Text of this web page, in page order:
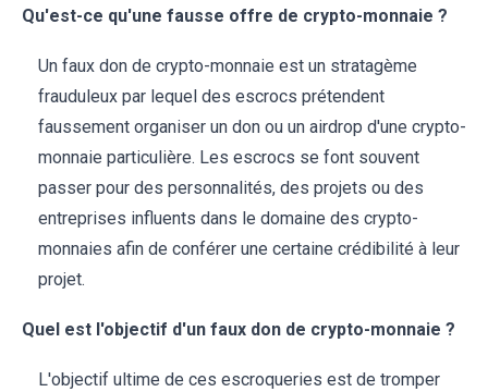
Qu'est-ce qu'une fausse offre de crypto-monnaie ?
Un faux don de crypto-monnaie est un stratagème
frauduleux par lequel des escrocs prétendent
faussement organiser un don ou un airdrop d'une crypto-
monnaie particulière. Les escrocs se font souvent
passer pour des personnalités, des projets ou des
entreprises influents dans le domaine des crypto-
monnaies afin de conférer une certaine crédibilité à leur
projet.
Quel est l'objectif d'un faux don de crypto-monnaie ?
L'objectif ultime de ces escroqueries est de tromper